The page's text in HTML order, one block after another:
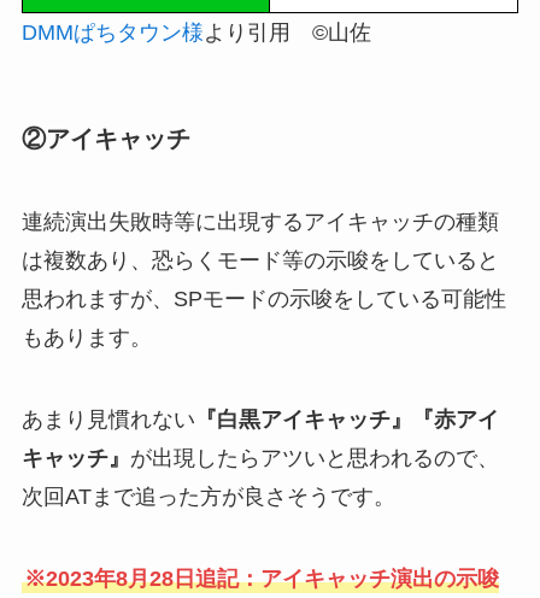
DMMぱちタウン様より引用 ©山佐
②アイキャッチ
連続演出失敗時等に出現するアイキャッチの種類
は複数あり、恐らくモード等の示唆をしていると
思われますが、SPモードの示唆をしている可能性
もあります。
あまり見慣れない 『白黒アイキャッチ』『赤アイ
キャッチ』 が出現したらアツいと思われるので、
次回ATまで追った方が良さそうです。
※2023年8月28日追記：アイキャッチ演出の示唆